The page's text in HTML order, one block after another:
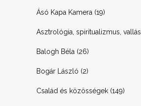
Ásó Kapa Kamera (19)
Asztrológia, spiritualizmus, vallás
Balogh Béla (26)
Bogár László (2)
Család és közösségek (149)